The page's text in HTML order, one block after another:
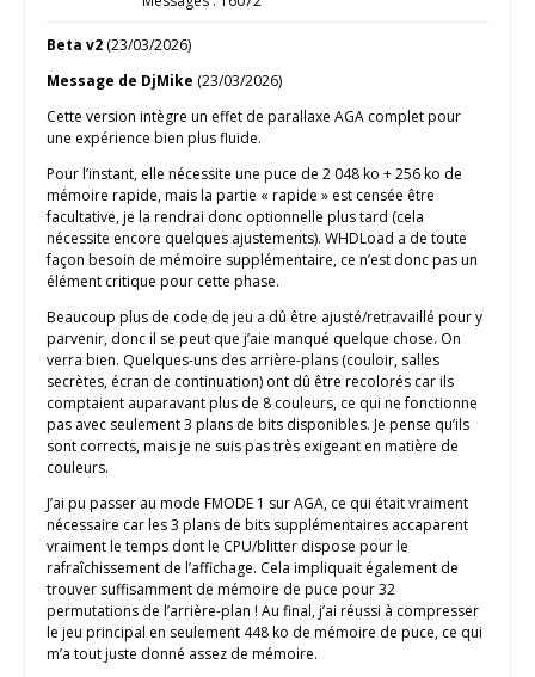
Beta v2 (23/03/2026)
Message de DjMike (23/03/2026)
Cette version intègre un effet de parallaxe AGA complet pour
une expérience bien plus fluide.
Pour l’instant, elle nécessite une puce de 2 048 ko + 256 ko de
mémoire rapide, mais la partie « rapide » est censée être
facultative, je la rendrai donc optionnelle plus tard (cela
nécessite encore quelques ajustements). WHDLoad a de toute
façon besoin de mémoire supplémentaire, ce n’est donc pas un
élément critique pour cette phase.
Beaucoup plus de code de jeu a dû être ajusté/retravaillé pour y
parvenir, donc il se peut que j’aie manqué quelque chose. On
verra bien. Quelques-uns des arrière-plans (couloir, salles
secrètes, écran de continuation) ont dû être recolorés car ils
comptaient auparavant plus de 8 couleurs, ce qui ne fonctionne
pas avec seulement 3 plans de bits disponibles. Je pense qu’ils
sont corrects, mais je ne suis pas très exigeant en matière de
couleurs.
J’ai pu passer au mode FMODE 1 sur AGA, ce qui était vraiment
nécessaire car les 3 plans de bits supplémentaires accaparent
vraiment le temps dont le CPU/blitter dispose pour le
rafraîchissement de l’affichage. Cela impliquait également de
trouver suffisamment de mémoire de puce pour 32
permutations de l’arrière-plan ! Au final, j’ai réussi à compresser
le jeu principal en seulement 448 ko de mémoire de puce, ce qui
m’a tout juste donné assez de mémoire.